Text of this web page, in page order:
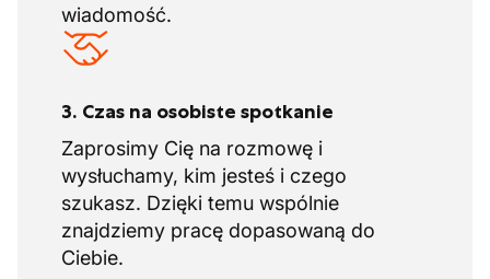
wiadomość.
3. Czas na osobiste spotkanie
Zaprosimy Cię na rozmowę i
wysłuchamy, kim jesteś i czego
szukasz. Dzięki temu wspólnie
znajdziemy pracę dopasowaną do
Ciebie.